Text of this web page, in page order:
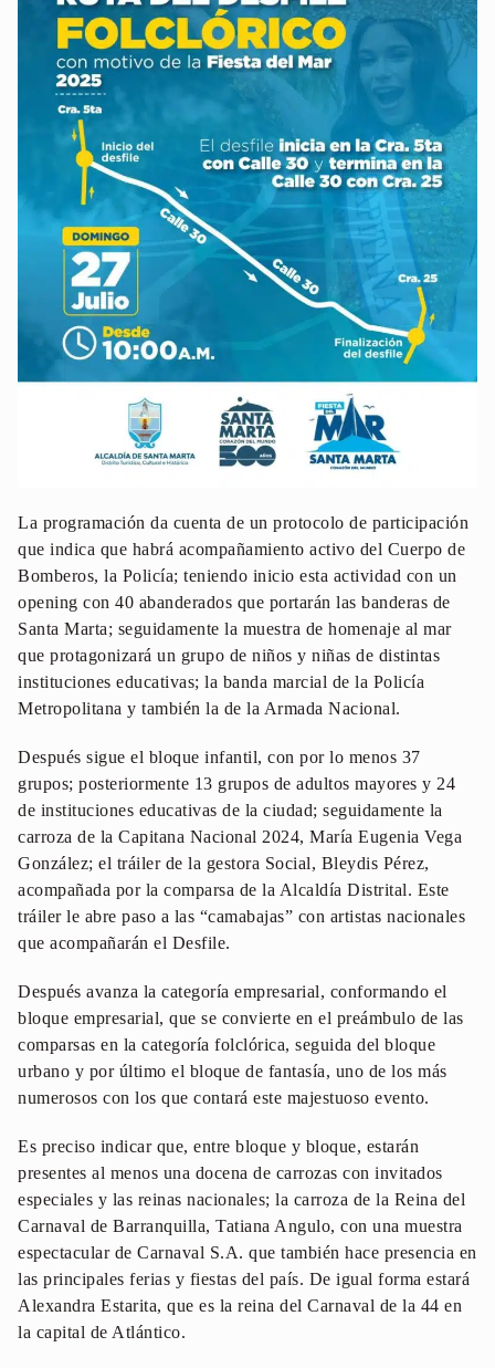
La programación da cuenta de un protocolo de participación
que indica que habrá acompañamiento activo del Cuerpo de
Bomberos, la Policía; teniendo inicio esta actividad con un
opening con 40 abanderados que portarán las banderas de
Santa Marta; seguidamente la muestra de homenaje al mar
que protagonizará un grupo de niños y niñas de distintas
instituciones educativas; la banda marcial de la Policía
Metropolitana y también la de la Armada Nacional.
Después sigue el bloque infantil, con por lo menos 37
grupos; posteriormente 13 grupos de adultos mayores y 24
de instituciones educativas de la ciudad; seguidamente la
carroza de la Capitana Nacional 2024, María Eugenia Vega
González; el tráiler de la gestora Social, Bleydis Pérez,
acompañada por la comparsa de la Alcaldía Distrital. Este
tráiler le abre paso a las “camabajas” con artistas nacionales
que acompañarán el Desfile.
Después avanza la categoría empresarial, conformando el
bloque empresarial, que se convierte en el preámbulo de las
comparsas en la categoría folclórica, seguida del bloque
urbano y por último el bloque de fantasía, uno de los más
numerosos con los que contará este majestuoso evento.
Es preciso indicar que, entre bloque y bloque, estarán
presentes al menos una docena de carrozas con invitados
especiales y las reinas nacionales; la carroza de la Reina del
Carnaval de Barranquilla, Tatiana Angulo, con una muestra
espectacular de Carnaval S.A. que también hace presencia en
las principales ferias y fiestas del país. De igual forma estará
Alexandra Estarita, que es la reina del Carnaval de la 44 en
la capital de Atlántico.